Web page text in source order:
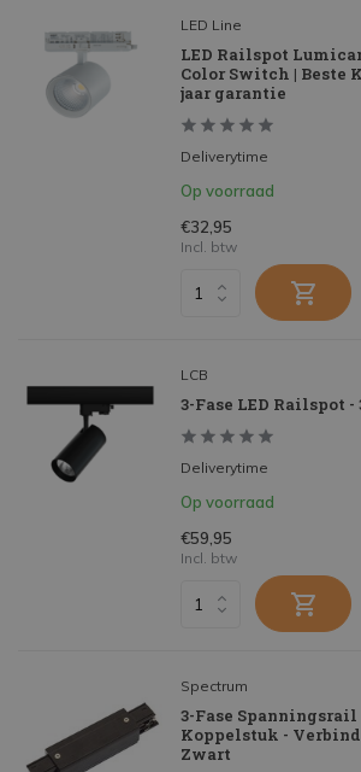
LED Line
LED Railspot
Color Switch | Beste
jaar garantie
Deliverytime
Op voorraad
€32,95
Incl. btw
LCB
3-Fase LED Railspot
Deliverytime
Op voorraad
€59,95
Incl. btw
Spectrum
3-Fase
Koppelstuk -
Zwart